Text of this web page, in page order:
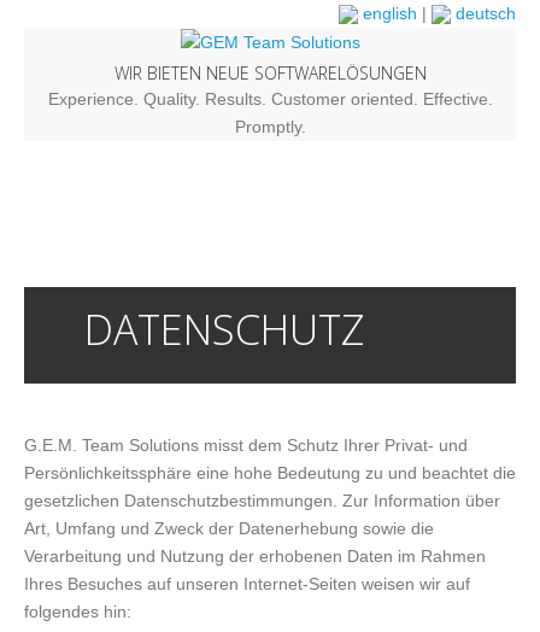
english | deutsch
WIR BIETEN NEUE SOFTWARELÖSUNGEN
Experience. Quality. Results. Customer oriented. Effective.
Promptly.
DATENSCHUTZ
G.E.M. Team Solutions misst dem Schutz Ihrer Privat- und
Persönlichkeitssphäre eine hohe Bedeutung zu und beachtet die
gesetzlichen Datenschutzbestimmungen. Zur Information über
Art, Umfang und Zweck der Datenerhebung sowie die
Verarbeitung und Nutzung der erhobenen Daten im Rahmen
Ihres Besuches auf unseren Internet-Seiten weisen wir auf
folgendes hin: